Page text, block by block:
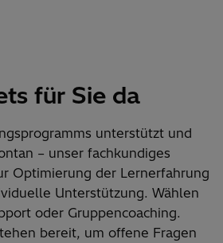
für Sie da
unterstützt und
– unser fachkundiges
Optimierung der Lernerfahrung
Unterstützung. Wählen
oder Gruppencoaching.
bereit, um offene Fragen